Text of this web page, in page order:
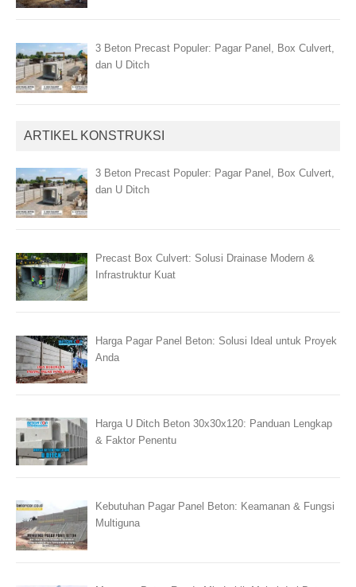
3 Beton Precast Populer: Pagar Panel, Box Culvert,
dan U Ditch
ARTIKEL KONSTRUKSI
3 Beton Precast Populer: Pagar Panel, Box Culvert,
dan U Ditch
Precast Box Culvert: Solusi Drainase Modern &
Infrastruktur Kuat
Harga Pagar Panel Beton: Solusi Ideal untuk Proyek
Anda
Harga U Ditch Beton 30x30x120: Panduan Lengkap
& Faktor Penentu
Kebutuhan Pagar Panel Beton: Keamanan & Fungsi
Multiguna